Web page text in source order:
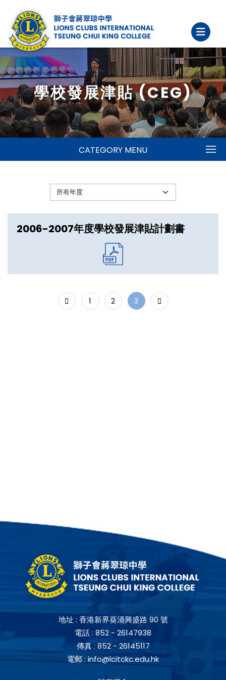
學校發展津貼 (CEG)
CATEGORY MENU
2006-2007年度學校發展津貼計劃書
1 2 3
地址 : 香港新界葵涌興盛路 90 號
電話 : 852 - 26147938
傳真 :852 - 26145117
電郵 : info@lcitckc.edu.hk